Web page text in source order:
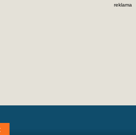
reklama